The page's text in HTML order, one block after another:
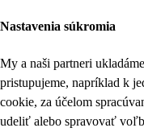
Nastavenia súkromia
My a naši partneri
pristupujeme, napríklad k
cookie, za účelom
udeliť alebo spravovať